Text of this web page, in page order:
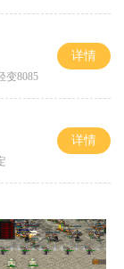
变8085
详情
详情